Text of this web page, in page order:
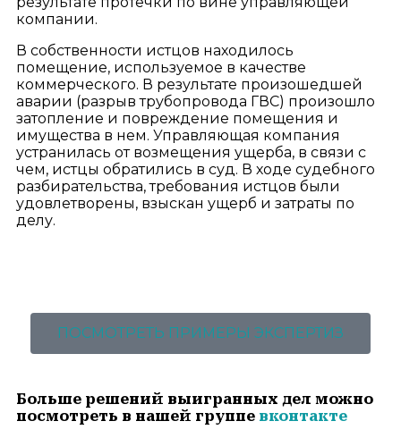
компании.
В собственности истцов находилось
помещение, используемое в качестве
коммерческого. В результате произошедшей
аварии (разрыв трубопровода ГВС) произошло
затопление и повреждение помещения и
имущества в нем. Управляющая компания
устранилась от возмещения ущерба, в связи с
чем, истцы обратились в суд. В ходе судебного
разбирательства, требования истцов были
удовлетворены, взыскан ущерб и затраты по
делу.
ПОСМОТРЕТЬ ПРИМЕРЫ ЭКСПЕРТИЗ
Больше решений выигранных дел можно
посмотреть в нашей группе вконтакте